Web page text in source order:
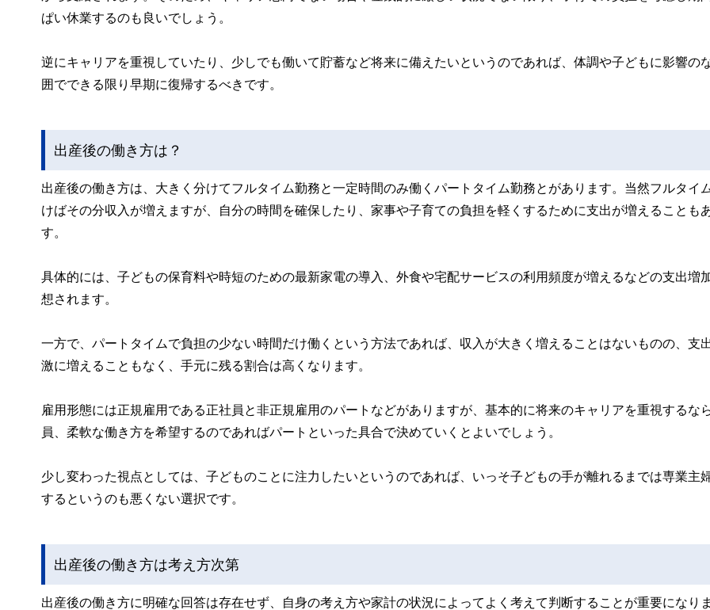
ぱい休業するのも良いでしょう。
逆にキャリアを重視していたり、少しでも働いて貯蓄など将来に備えたいというのであれば、体調や子どもに影響の
囲でできる限り早期に復帰するべきです。
出産後の働き方は？
出産後の働き方は、大きく分けてフルタイム勤務と一定時間のみ働くパートタイム勤務とがあります。当然フルタイ
けばその分収入が増えますが、自分の時間を確保したり、家事や子育ての負担を軽くするために支出が増えることも
す。
具体的には、子どもの保育料や時短のための最新家電の導入、外食や宅配サービスの利用頻度が増えるなどの支出増
想されます。
一方で、パートタイムで負担の少ない時間だけ働くという方法であれば、収入が大きく増えることはないものの、支
激に増えることもなく、手元に残る割合は高くなります。
雇用形態には正規雇用である正社員と非正規雇用のパートなどがありますが、基本的に将来のキャリアを重視するな
員、柔軟な働き方を希望するのであればパートといった具合で決めていくとよいでしょう。
少し変わった視点としては、子どものことに注力したいというのであれば、いっそ子どもの手が離れるまでは専業主
するというのも悪くない選択です。
出産後の働き方は考え方次第
出産後の働き方に明確な回答は存在せず、自身の考え方や家計の状況によってよく考えて判断することが重要になり